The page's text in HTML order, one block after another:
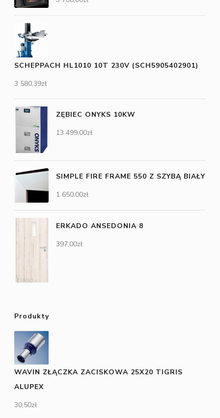
SCHEPPACH HL1010 10T 230V (SCH5905402901)
3 580,39zł
ZĘBIEC ONYKS 10KW
13 499,00zł
SIMPLE FIRE FRAME 550 Z SZYBĄ BIAŁY
1 650,00zł
ERKADO ANSEDONIA 8
397,00zł
Produkty
WAVIN ZŁĄCZKA ZACISKOWA 25X20 TIGRIS
ALUPEX
30,50zł